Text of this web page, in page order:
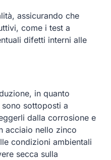
assicurando che
come i test a
difetti interni alle
in quanto
sottoposti a
dalla corrosione e
acciaio nello zinco
condizioni ambientali
secca sulla